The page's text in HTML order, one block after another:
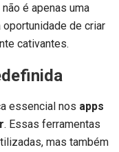
é apenas uma
de criar
cativantes.
essencial nos apps
. Essas ferramentas
mas também